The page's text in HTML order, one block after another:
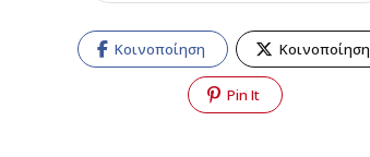
Κοινοποίηση Κοινοποίηση
Pin It